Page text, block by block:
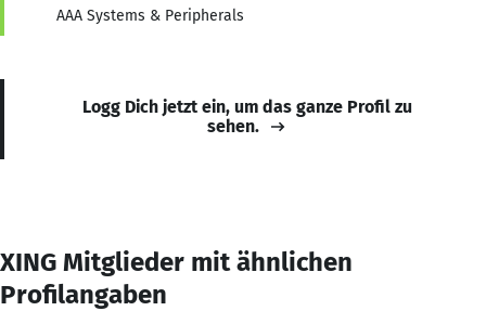
AAA Systems & Peripherals
Logg Dich jetzt ein, um das ganze Profil zu
sehen.
XING Mitglieder mit ähnlichen
Profilangaben